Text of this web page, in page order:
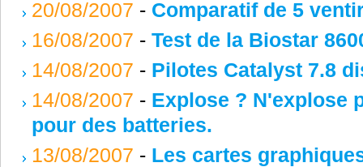
20/08/2007 - Comparatif de 5
16/08/2007 - Test de la Biostar
14/08/2007 - Pilotes Catalyst 7.8
14/08/2007 - Explose ? N'explose
pour des batteries.
13/08/2007 - Les cartes